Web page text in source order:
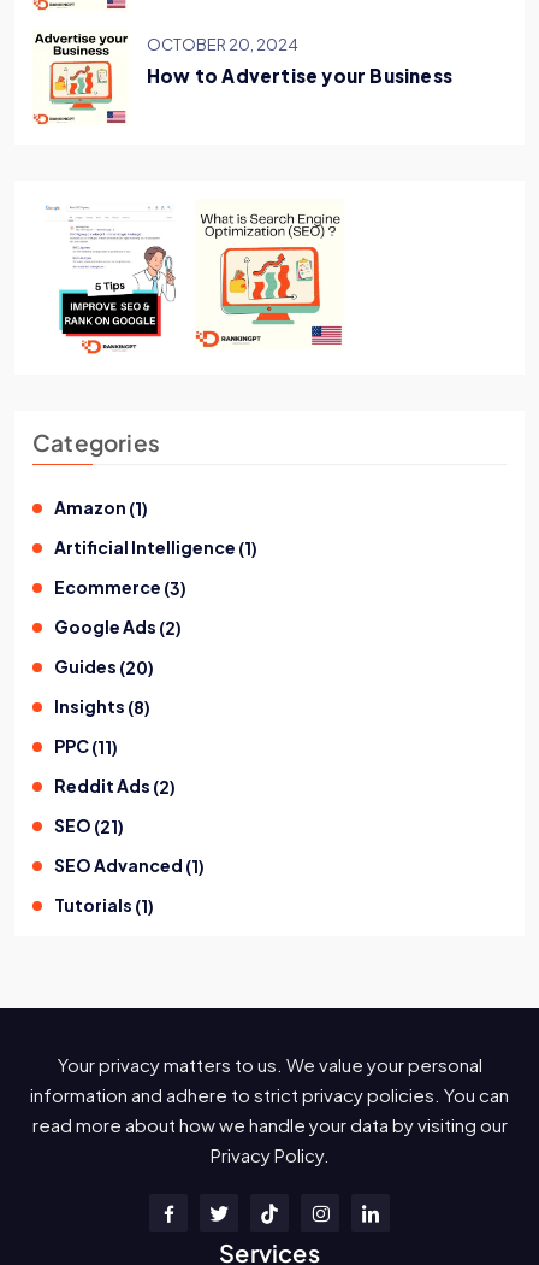
OCTOBER 20, 2024
How to Advertise your Business
Categories
Amazon (1)
Artificial Intelligence (1)
Ecommerce (3)
Google Ads (2)
Guides (20)
Insights (8)
PPC(11)
Reddit Ads (2)
SEO (21)
SEO Advanced (1)
Tutorials (1)
Your privacy matters to us. We value your personal
information and adhere to strict privacy policies. You can
read more about how we handle your data by visiting our
Privacy Policy.
Services